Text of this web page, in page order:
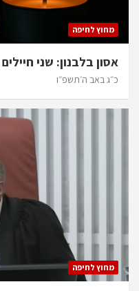
מחוץ לחיפה
אסון בלבנון: שני
כ״ג באב ה׳תשפ״ו
מחוץ לחיפה